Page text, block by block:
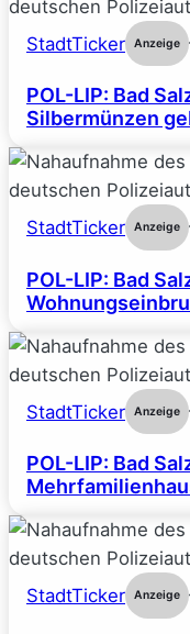
StadtTicker Anzeige
POL-LIP: Bad
Silbermünzen
StadtTicker Anzeige
POL-LIP: Bad
StadtTicker Anzeige
POL-LIP: Bad
StadtTicker Anzeige